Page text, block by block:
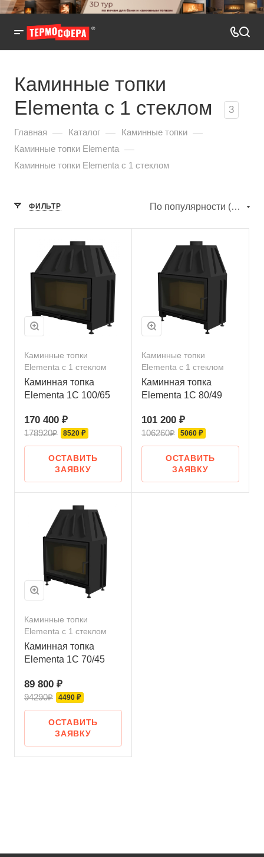
Каминные топки
Elementa с 1 стеклом
3
Главная — Каталог — Каминные топки —
Каминные топки Elementa —
Каминные топки Elementa с 1 стеклом
ФИЛЬТР По популярности (убывание)
Каминные топки
Elementa с 1 стеклом
Каминная топка
Elementa 1С 100/65
170 400 ₽
178920₽ 8520 ₽
ОСТАВИТЬ
ЗАЯВКУ
Каминные топки
Elementa с 1 стеклом
Каминная топка
Elementa 1С 80/49
101 200 ₽
106260₽ 5060 ₽
ОСТАВИТЬ
ЗАЯВКУ
Каминные топки
Elementa с 1 стеклом
Каминная топка
Elementa 1С 70/45
89 800 ₽
94290₽ 4490 ₽
ОСТАВИТЬ
ЗАЯВКУ